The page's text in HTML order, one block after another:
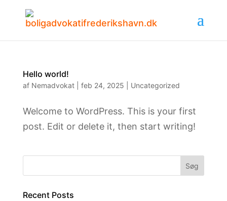
Hello world!
af Nemadvokat| feb 24, 2025 Uncategorized
Welcome to WordPress. This is your first
post. Edit or delete it, then start writing!
Søg
Recent Posts